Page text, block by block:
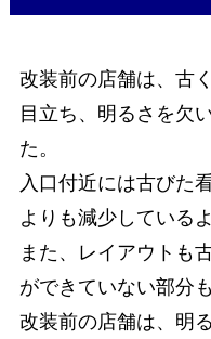
改装前の店舗は、古
目立ち、明るさを欠
た。
入口付近には古びた
よりも減少している
また、レイアウトも
ができていない部分
改装前の店舗は、明